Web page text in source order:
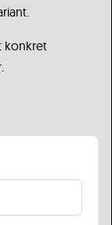
konkret